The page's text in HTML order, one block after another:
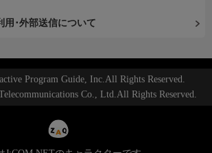
用･外部送信について
Program Guide, Inc.All Rights Reserved.
Co., Ltd.All Rights Reserved.